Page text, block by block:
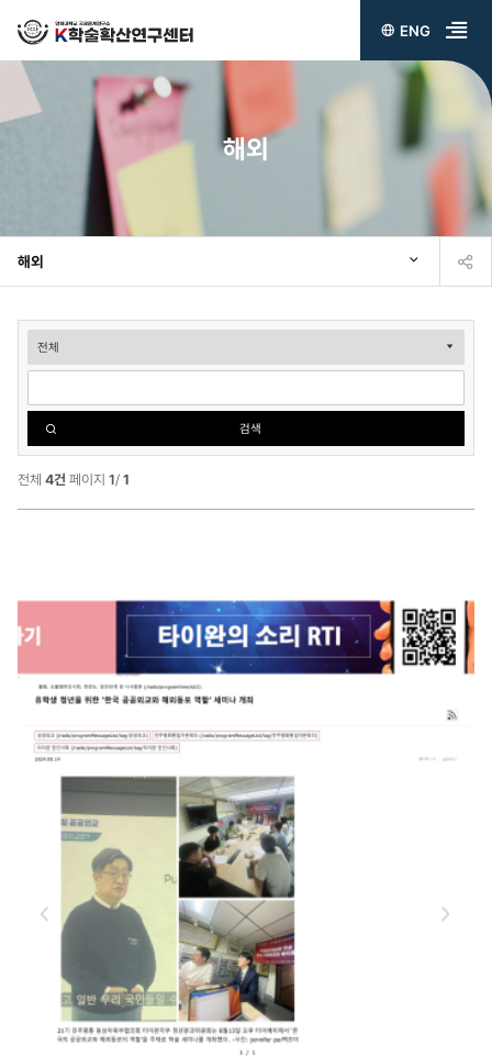
ENG
전
메
뉴
기
해외
해외
외
검
검색
전체 4건 페이지 1/ 1